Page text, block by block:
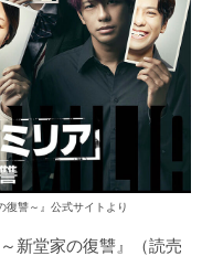
復讐～』公式サイトより
新堂家の復讐』（読売